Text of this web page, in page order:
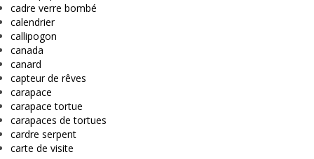
cadre verre bombé
calendrier
callipogon
canada
canard
capteur de rêves
carapace
carapace tortue
carapaces de tortues
cardre serpent
carte de visite